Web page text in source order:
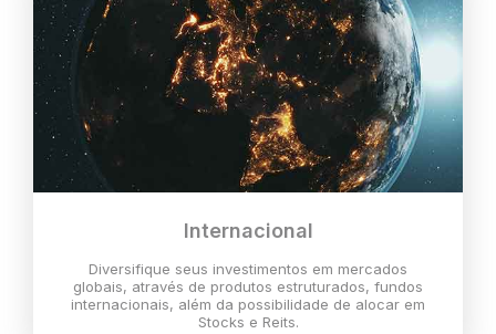
Internacional
Diversifique seus investimentos em mercados
globais, através de produtos estruturados, fundos
internacionais, além da possibilidade de alocar em
Stocks e Reits.